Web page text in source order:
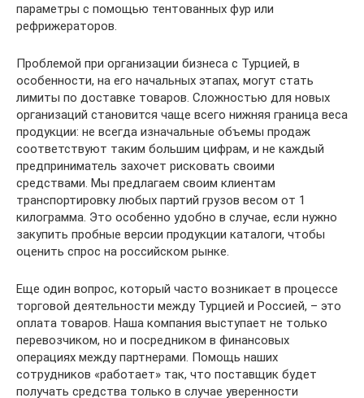
параметры с помощью тентованных фур или
рефрижераторов.
Проблемой при организации бизнеса с Турцией, в
особенности, на его начальных этапах, могут стать
лимиты по доставке товаров. Сложностью для новых
организаций становится чаще всего нижняя граница веса
продукции: не всегда изначальные объемы продаж
соответствуют таким большим цифрам, и не каждый
предприниматель захочет рисковать своими
средствами. Мы предлагаем своим клиентам
транспортировку любых партий грузов весом от 1
килограмма. Это особенно удобно в случае, если нужно
закупить пробные версии продукции каталоги, чтобы
оценить спрос на российском рынке.
Еще один вопрос, который часто возникает в процессе
торговой деятельности между Турцией и Россией, – это
оплата товаров. Наша компания выступает не только
перевозчиком, но и посредником в финансовых
операциях между партнерами. Помощь наших
сотрудников «работает» так, что поставщик будет
получать средства только в случае уверенности